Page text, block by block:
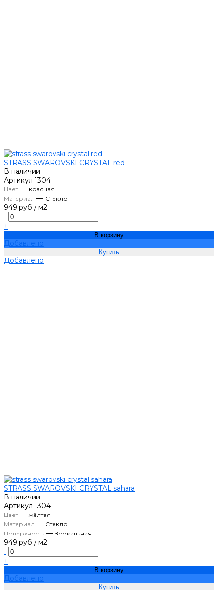
STRASS SWAROVSKI CRYSTAL red
В наличии
Артикул 1304
Цвет— красная
Материал — Стекло
949 руб / м2
-
+
В корзину
Добавлено
Добавлено
STRASS SWAROVSKI CRYSTAL sahara
В наличии
Артикул 1304
Цвет— жёлтая
Материал — Стекло
Поверхность —Зеркальная
949 руб / м2
-
+
В корзину
Добавлено